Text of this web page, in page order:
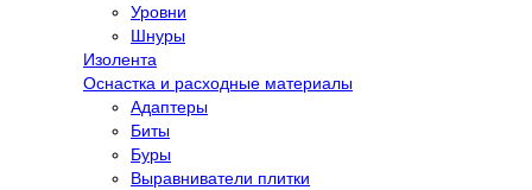
Уровни
Шнуры
Изолента
Оснастка и расходные материалы
Адаптеры
Биты
Буры
Выравниватели плитки